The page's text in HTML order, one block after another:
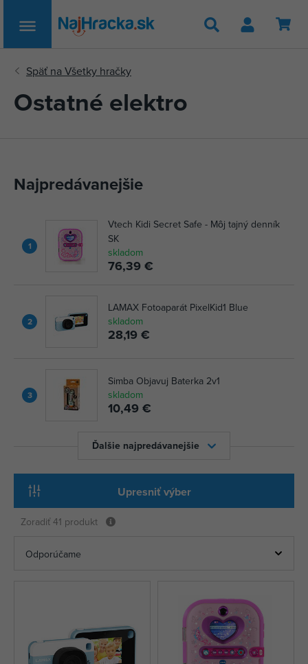
Hľadať
Ostatné elektro
Najpredávanejšie
1
Vtech Kidi Secret Safe - Môj tajný denník
SK
skladom
76,39 €
2
LAMAX Fotoaparát PixelKid1 Blue
skladom
28,19 €
3
Simba Objavuj Baterka 2v1
skladom
10,49 €
Ďalšie najpredávanejšie
Upresniť výber
Zoradiť 41 produkt